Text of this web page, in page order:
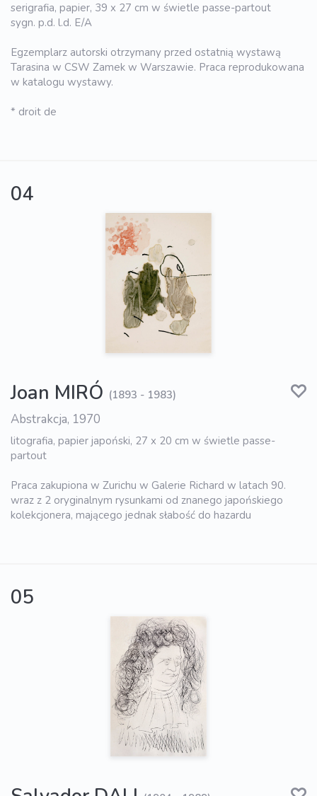
serigrafia, papier, 39 x 27 cm w świetle passe-partout
sygn. p.d. l.d. E/A
Egzemplarz autorski otrzymany przed ostatnią wystawą
Tarasina w CSW Zamek w Warszawie. Praca reprodukowana
w katalogu wystawy.
* droit de
04
Joan MIRÓ (1893 - 1983)
Abstrakcja, 1970
litografia, papier japoński, 27 x 20 cm w świetle passe-
partout
Praca zakupiona w Zurichu w Galerie Richard w latach 90.
wraz z 2 oryginalnym rysunkami od znanego japońskiego
kolekcjonera, mającego jednak słabość do hazardu
05